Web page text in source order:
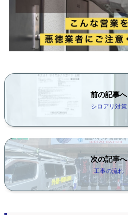
前の記事へ
シロアリ対策
次の記事へ
工事の流れ